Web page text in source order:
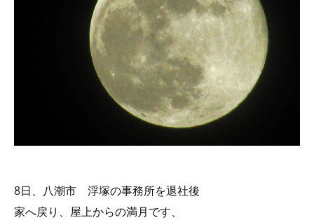
8日、八潮市 浮塚の事務所を退社後
家へ戻り、屋上からの満月です、